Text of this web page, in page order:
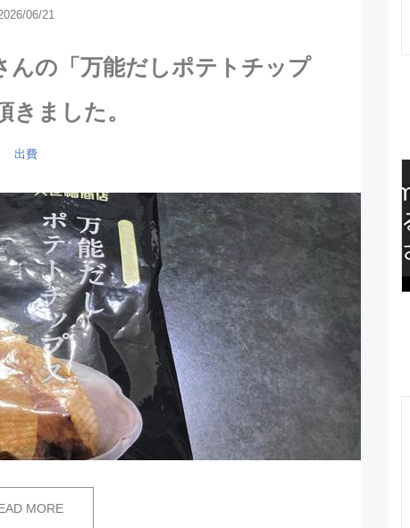
06/21
んの「万能だしポテトチップ
きました。
出費
MORE